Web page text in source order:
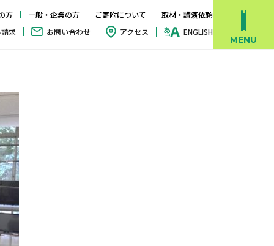
方 一般・企業の方 ご寄附について
取材・講演依頼
求
お問い合わせ アクセス ENGLISH